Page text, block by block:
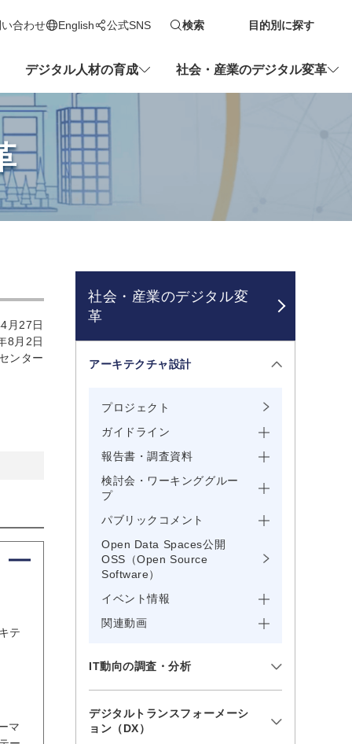
合わせ English
新しいタブで開きます
公式SNS 検索 目的別に探す
デジタル人材の育成 社会・産業のデジタル変革
月27日
8月2日
ンター
テ
マ
社会・産業のデジタル変
革
アーキテクチャ設計
プロジェクト
ガイドライン
報告書・調査資料
検討会・ワーキンググルー
プ
パブリックコメント
Open Data Spaces公開
OSS（Open Source
Software）
イベント情報
関連動画
IT動向の調査・分析
デジタルトランスフォーメーシ
ョン（DX）